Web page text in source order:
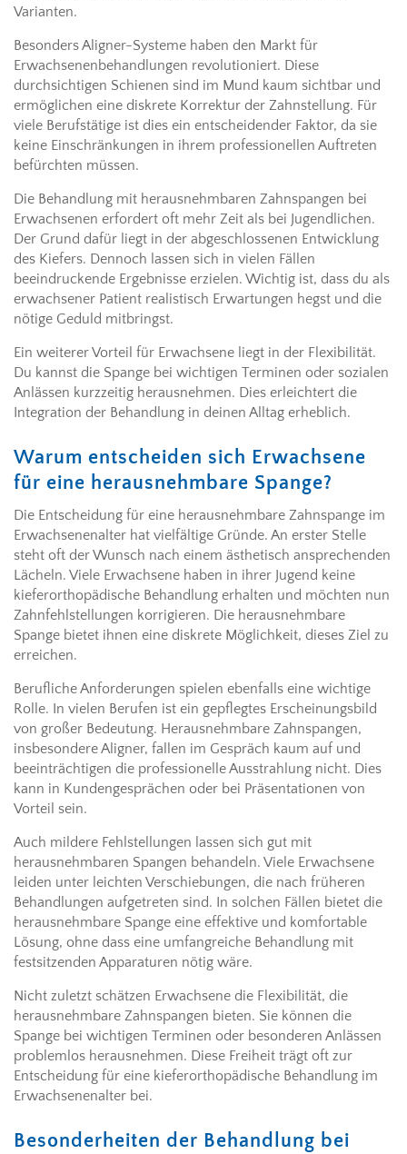
Varianten.
Besonders Aligner-Systeme haben den Markt für
Erwachsenenbehandlungen revolutioniert. Diese
durchsichtigen Schienen sind im Mund kaum sichtbar und
ermöglichen eine diskrete Korrektur der Zahnstellung. Für
viele Berufstätige ist dies ein entscheidender Faktor, da sie
keine Einschränkungen in ihrem professionellen Auftreten
befürchten müssen.
Die Behandlung mit herausnehmbaren Zahnspangen bei
Erwachsenen erfordert oft mehr Zeit als bei Jugendlichen.
Der Grund dafür liegt in der abgeschlossenen Entwicklung
des Kiefers. Dennoch lassen sich in vielen Fällen
beeindruckende Ergebnisse erzielen. Wichtig ist, dass du als
erwachsener Patient realistisch Erwartungen hegst und die
nötige Geduld mitbringst.
Ein weiterer Vorteil für Erwachsene liegt in der Flexibilität.
Du kannst die Spange bei wichtigen Terminen oder sozialen
Anlässen kurzzeitig herausnehmen. Dies erleichtert die
Integration der Behandlung in deinen Alltag erheblich.
Warum entscheiden sich Erwachsene
für eine herausnehmbare Spange?
Die Entscheidung für eine herausnehmbare Zahnspange im
Erwachsenenalter hat vielfältige Gründe. An erster Stelle
steht oft der Wunsch nach einem ästhetisch ansprechenden
Lächeln. Viele Erwachsene haben in ihrer Jugend keine
kieferorthopädische Behandlung erhalten und möchten nun
Zahnfehlstellungen korrigieren. Die herausnehmbare
Spange bietet ihnen eine diskrete Möglichkeit, dieses Ziel zu
erreichen.
Berufliche Anforderungen spielen ebenfalls eine wichtige
Rolle. In vielen Berufen ist ein gepflegtes Erscheinungsbild
von großer Bedeutung. Herausnehmbare Zahnspangen,
insbesondere Aligner, fallen im Gespräch kaum auf und
beeinträchtigen die professionelle Ausstrahlung nicht. Dies
kann in Kundengesprächen oder bei Präsentationen von
Vorteil sein.
Auch mildere Fehlstellungen lassen sich gut mit
herausnehmbaren Spangen behandeln. Viele Erwachsene
leiden unter leichten Verschiebungen, die nach früheren
Behandlungen aufgetreten sind. In solchen Fällen bietet die
herausnehmbare Spange eine effektive und komfortable
Lösung, ohne dass eine umfangreiche Behandlung mit
festsitzenden Apparaturen nötig wäre.
Nicht zuletzt schätzen Erwachsene die Flexibilität, die
herausnehmbare Zahnspangen bieten. Sie können die
Spange bei wichtigen Terminen oder besonderen Anlässen
problemlos herausnehmen. Diese Freiheit trägt oft zur
Entscheidung für eine kieferorthopädische Behandlung im
Erwachsenenalter bei.
Besonderheiten der Behandlung bei